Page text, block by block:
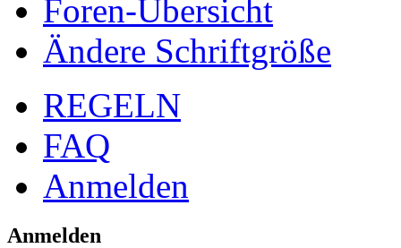
Foren-Übersicht
Ändere Schriftgröße
REGELN
FAQ
Anmelden
Anmelden